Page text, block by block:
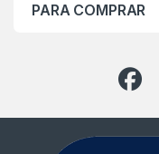
PARA COMPRAR